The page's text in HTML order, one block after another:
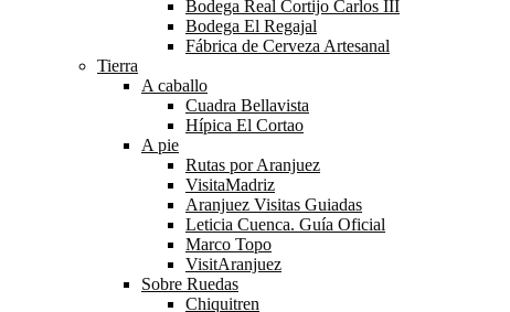
Bodega Real Cortijo Carlos III
Bodega El Regajal
Fábrica de Cerveza Artesanal
Tierra
A caballo
Cuadra Bellavista
Hípica El Cortao
A pie
Rutas por Aranjuez
VisitaMadriz
Aranjuez Visitas Guiadas
Leticia Cuenca. Guía Oficial
Marco Topo
VisitAranjuez
Sobre Ruedas
Chiquitren